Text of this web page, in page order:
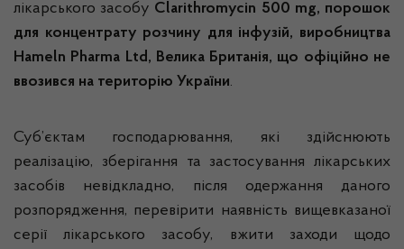
лікарського засобу Clarithromycin 500 mg, порошок
для концентрату розчину для інфузій, виробництва
Hameln Pharma Ltd, Велика Британія, що офіційно не
ввозився на територію України.
Суб’єктам господарювання, які здійснюють
реалізацію, зберігання та застосування лікарських
засобів невідкладно, після одержання даного
розпорядження, перевірити наявність вищевказаної
серії лікарського засобу, вжити заходи щодо